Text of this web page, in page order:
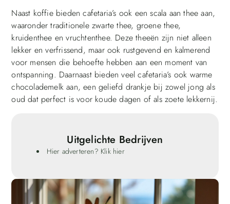
Naast koffie bieden cafetaria’s ook een scala aan thee aan,
waaronder traditionele zwarte thee, groene thee,
kruidenthee en vruchtenthee. Deze theeën zijn niet alleen
lekker en verfrissend, maar ook rustgevend en kalmerend
voor mensen die behoefte hebben aan een moment van
ontspanning. Daarnaast bieden veel cafetaria’s ook warme
chocolademelk aan, een geliefd drankje bij zowel jong als
oud dat perfect is voor koude dagen of als zoete lekkernij.
Uitgelichte Bedrijven
Hier adverteren? Klik hier